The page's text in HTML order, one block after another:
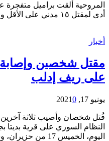
المروحية ألقت براميل
أدى لمقتل ١٥ مدني على الأقل وجرح…
أخبار
مقتل شخصين
على ريف إدلب
يونيو 17, 2021 0
قُتل شخصان وأصيب ثلاثة
النظام السوري على قرية بديتا
اليوم، الخميس 17 من حزيران، وسط تواصل القصف…